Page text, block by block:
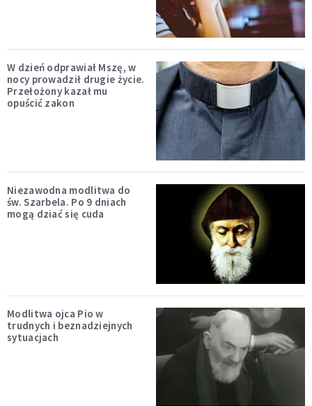
W dzień odprawiał Mszę, w
nocy prowadził drugie życie.
Przełożony kazał mu
opuścić zakon
Niezawodna modlitwa do
św. Szarbela. Po 9 dniach
mogą dziać się cuda
Modlitwa ojca Pio w
trudnych i beznadziejnych
sytuacjach